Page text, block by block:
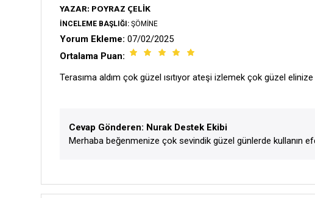
YAZAR: POYRAZ ÇELIK
İNCELEME BAŞLIĞI: ŞÖMINE
Yorum Ekleme: 07/02/2025
Ortalama Puan:
Terasıma aldım çok güzel ısıtıyor ateşi izlemek çok güzel elinize
Cevap Gönderen: Nurak Destek Ekibi
Merhaba beğenmenize çok sevindik güzel günlerde kullanın